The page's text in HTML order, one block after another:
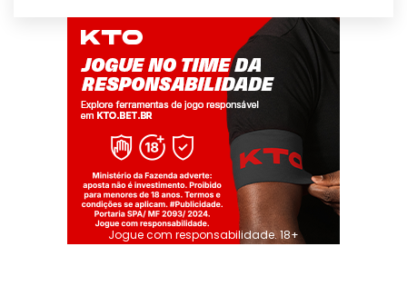
Jogue com responsabilidade. 18+